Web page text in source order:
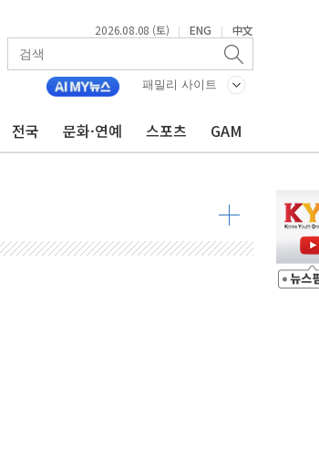
2026.08.08 (토) | ENG | 中文
패밀리 사이트
전국 문화·연예 스포츠 GAM
600 지수는 나흘 연속 최고치
자체 억지력 강화
향
승